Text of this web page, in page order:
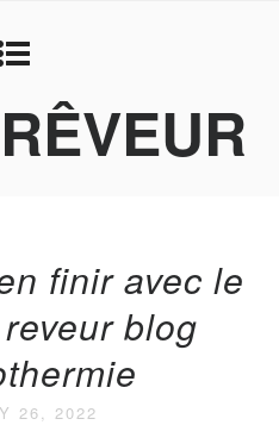
finir avec le
blog
26, 2022